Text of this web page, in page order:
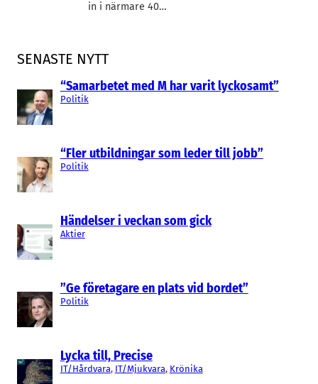
SENASTE NYTT
“Samarbetet med M har varit lyckosamt”
Politik
“Fler utbildningar som leder till jobb”
Politik
Händelser i veckan som gick
Aktier
”Ge företagare en plats vid bordet”
Politik
Lycka till, Precise
IT/Hårdvara, IT/Mjukvara, Krönika
in i närmare 40…